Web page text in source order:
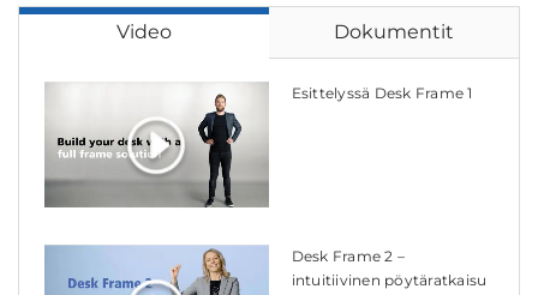
Video Dokumentit
Esittelyssä Desk Frame 1
Desk Frame 2 –
intuitiivinen pöytäratkaisu